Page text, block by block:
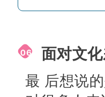
06 面对文
最 后想说